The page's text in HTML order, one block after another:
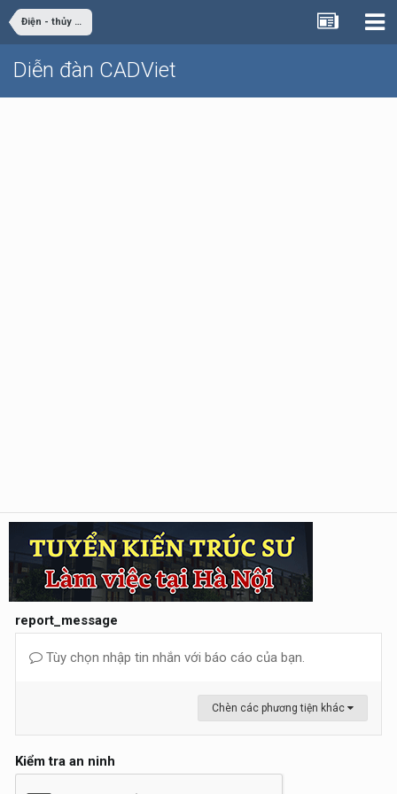
Điện - thủy điện
Diễn đàn CADViet
report_message
Tùy chọn nhập tin nhắn với báo cáo của bạn.
Chèn các phương tiện khác
Kiểm tra an ninh